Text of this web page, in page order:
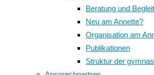
Beratung und
Neu am Annette?
Organisation am
Publikationen
Struktur der